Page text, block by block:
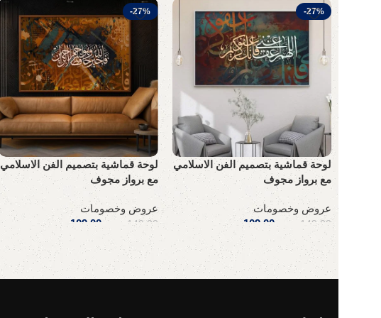
-27%
لوحة قماشية بتصميم الفن الاسلامي
مع برواز مجوف
عروض وخصومات
149,00 ر.س 109,00 ر.س
إضافة إلى السلة
-27%
لوحة قماشية بتصميم الفن الاسلامي
مع برواز مجوف
عروض وخصومات
149,00 ر.س 109,00 ر.س
إضافة إلى السلة
Read More